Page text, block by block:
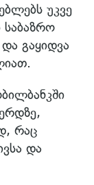
უკვე
გაყიდვა
რაც
და